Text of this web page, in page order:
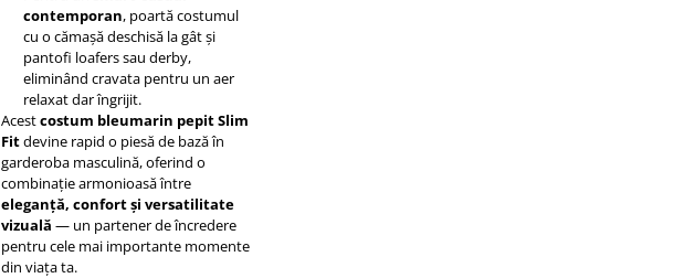
contemporan, poartă costumul
cu o cămașă deschisă la gât și
pantofi loafers sau derby,
eliminând cravata pentru un aer
relaxat dar îngrijit.
Acestcostum bleumarin pepit Slim
Fitdevine rapid o piesă de bază în
garderoba masculină, oferind o
combinație armonioasă între
eleganță, confort și versatilitate
vizuală — un partener de încredere
pentru cele mai importante momente
din viața ta.